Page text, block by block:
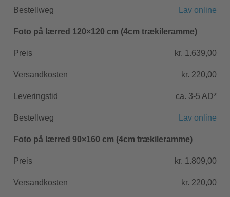
Lav online
Foto på lærred 120×120 cm (4cm trækileramme)
kr. 1.639,00
kr. 220,00
ca. 3-5 AD*
Lav online
Foto på lærred 90×160 cm (4cm trækileramme)
kr. 1.809,00
kr. 220,00